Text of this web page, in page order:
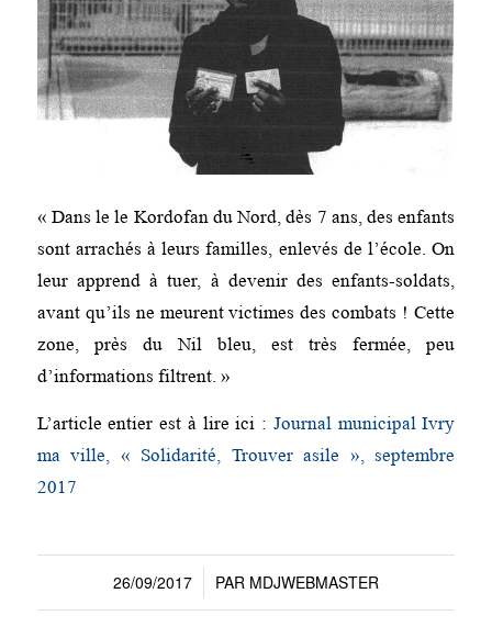
« Dans le le Kordofan du Nord, dès 7 ans, des enfants
sont arrachés à leurs familles, enlevés de l’école. On
leur apprend à tuer, à devenir des enfants-soldats,
avant qu’ils ne meurent victimes des combats ! Cette
zone, près du Nil bleu, est très fermée, peu
d’informations filtrent. »
L’article entier est à lire ici : Journal municipal Ivry
ma ville, « Solidarité, Trouver asile », septembre
2017
26/09/2017
/ PAR MDJWEBMASTER